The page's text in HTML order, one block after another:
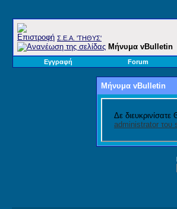
Σ.E.A. 'ΤΗΘΥΣ'
Μήνυμα vBulletin
Εγγραφή Forum
Μήνυμα vBulletin
Δε
administrator του